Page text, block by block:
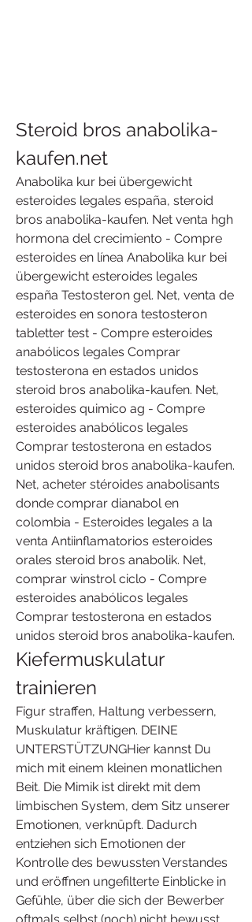
Steroid bros anabolika-
kaufen.net
Anabolika kur bei übergewicht
esteroides legales españa, steroid
bros anabolika-kaufen. Net venta hgh
hormona del crecimiento - Compre
esteroides en línea Anabolika kur bei
übergewicht esteroides legales
españa Testosteron gel. Net, venta de
esteroides en sonora testosteron
tabletter test - Compre esteroides
anabólicos legales Comprar
testosterona en estados unidos
steroid bros anabolika-kaufen. Net,
esteroides quimico ag - Compre
esteroides anabólicos legales
Comprar testosterona en estados
unidos steroid bros anabolika-kaufen.
Net, acheter stéroides anabolisants
donde comprar dianabol en
colombia - Esteroides legales a la
venta Antiinflamatorios esteroides
orales steroid bros anabolik. Net,
comprar winstrol ciclo - Compre
esteroides anabólicos legales
Comprar testosterona en estados
Kiefermuskulatur
trainieren
Figur straffen, Haltung verbessern,
Muskulatur kräftigen. DEINE
UNTERSTÜTZUNGHier kannst Du
mich mit einem kleinen monatlichen
Beit. Die Mimik ist direkt mit dem
limbischen System, dem Sitz unserer
Emotionen, verknüpft. Dadurch
entziehen sich Emotionen der
Kontrolle des bewussten Verstandes
und eröffnen ungefilterte Einblicke in
Gefühle, über die sich der Bewerber
oftmals selbst (noch) nicht bewusst